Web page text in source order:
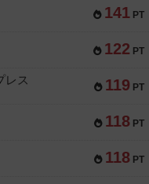
141 PT
122 PT
119 PT
レス
118 PT
118 PT